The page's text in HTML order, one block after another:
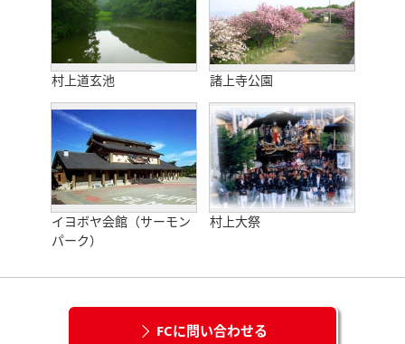
村上道玄池 諸上寺公園
イヨボヤ会館（サーモン
パーク）
村上大祭
FCに問い合わせる